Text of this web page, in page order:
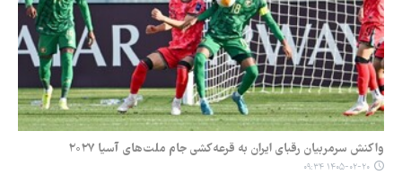
واکنش سرمربیان رقبای ایران به قرعه‌کشی جام ملت‌های آسیا ۲۰۲۷
۱۴۰۵-۰۲-۲۰ ۰۹:۳۴